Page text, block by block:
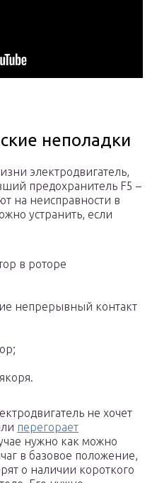
неполадки
электродвигатель,
предохранитель F5 –
на неисправности в
устранить, если
в роторе
непрерывный контакт
не хочет
перегорает
нужно как можно
в базовое положение,
о наличии короткого